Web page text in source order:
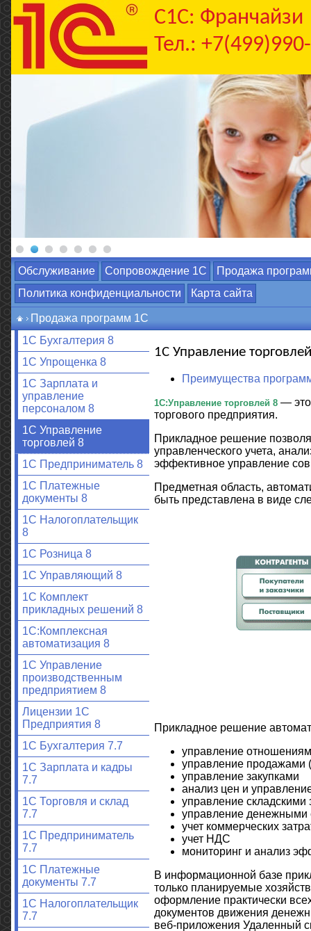
C1С: Франчайзи
Тел.:
Обслуживание Сопровождение 1С
Продажа
Политика конфиденциальности
Карта сайта
Продажа программ 1С
1С Бухгалтерия 8
1С Упрощенка 8
1С Зарплата и
управление
персоналом 8
1С Управление
торговлей 8
1С Предприниматель 8
1С Платежные
документы 8
1С Налогоплательщик
8
1С Розница 8
1С Управляющий 8
1С Комплект
прикладных решений 8
1С:Комплексная
автоматизация 8
1С Управление
производственным
предприятием 8
Лицензии 1С
Предприятия 8
1С Бухгалтерия 7.7
1С Зарплата и кадры
7.7
1С Торговля и склад
7.7
1С Предприниматель
7.7
1С Платежные
документы 7.7
1С Налогоплательщик
7.7
1С Управление
Преимущества
1С:Управление торговлей 8 —
торгового предприятия.
Прикладное решение
управленческого учета,
эффективное управление
Предметная область,
быть представлена в виде
Прикладное решение
управление
управление продажами
управление закупками
анализ цен и
управление складскими
управление денежными
учет коммерческих
учет НДС
мониторинг и анализ
В информационной базе
только планируемые
оформление практически
документов движения
веб-приложения Удаленный